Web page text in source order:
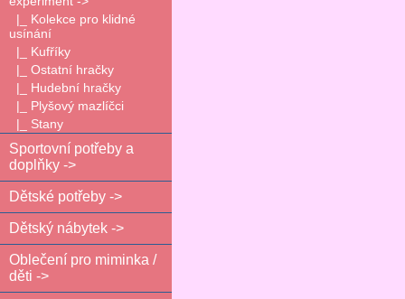
|_ Kolekce pro klidné
usínání
|_ Kufříky
|_ Ostatní hračky
|_ Hudební hračky
|_ Plyšový mazlíčci
|_ Stany
Sportovní potřeby a
doplňky ->
Dětské potřeby ->
Dětský nábytek ->
Oblečení pro miminka /
děti ->